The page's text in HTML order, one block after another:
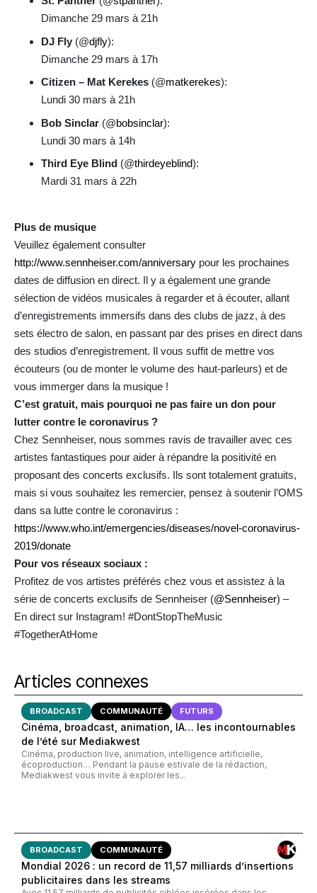
Dimanche 29 mars à 21h
DJ Fly(@djfly):
Dimanche 29 mars à 17h
Citizen – Mat Kerekes(@matkerekes):
Lundi 30 mars à 21h
Bob Sinclar(@bobsinclar):
Lundi 30 mars à 14h
Third Eye Blind(@thirdeyeblind):
Mardi 31 mars à 22h
Plus de musique
Veuillez également consulter
http://www.sennheiser.com/anniversary pour les prochaines
dates de diffusion en direct. Il y a également une grande
sélection de vidéos musicales à regarder et à écouter, allant
d’enregistrements immersifs dans des clubs de jazz, à des
sets électro de salon, en passant par des prises en direct dans
des studios d’enregistrement. Il vous suffit de mettre vos
écouteurs (ou de monter le volume des haut-parleurs) et de
vous immerger dans la musique !
C’est gratuit, mais pourquoi ne pas faire un don pour
lutter contre le coronavirus ?
Chez Sennheiser, nous sommes ravis de travailler avec ces
artistes fantastiques pour aider à répandre la positivité en
proposant des concerts exclusifs. Ils sont totalement gratuits,
mais si vous souhaitez les remercier, pensez à soutenir l’OMS
dans sa lutte contre le coronavirus :
https://www.who.int/emergencies/diseases/novel-coronavirus-
2019/donate
Pour vos réseaux sociaux :
Profitez de vos artistes préférés chez vous et assistez à la
série de concerts exclusifs de Sennheiser (@Sennheiser) –
En direct sur Instagram! #DontStopTheMusic
#TogetherAtHome
Articles connexes
BROADCAST COMMUNAUTÉ FUTURS
Cinéma, broadcast, animation, IA… les incontournables
de l’été sur Mediakwest
Cinéma, production live, animation, intelligence artificielle,
écoproduction… Pendant la pause estivale de la rédaction,
Mediakwest vous invite à explorer les...
BROADCAST COMMUNAUTÉ
Mondial 2026 : un record de 11,57 milliards d’insertions
publicitaires dans les streams